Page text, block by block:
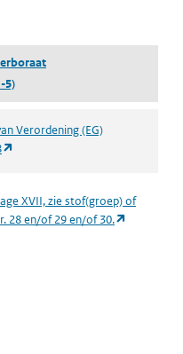
5)
Verordening (EG)
XVII, zie stof(groep) of
28 en/of 29 en/of 30.